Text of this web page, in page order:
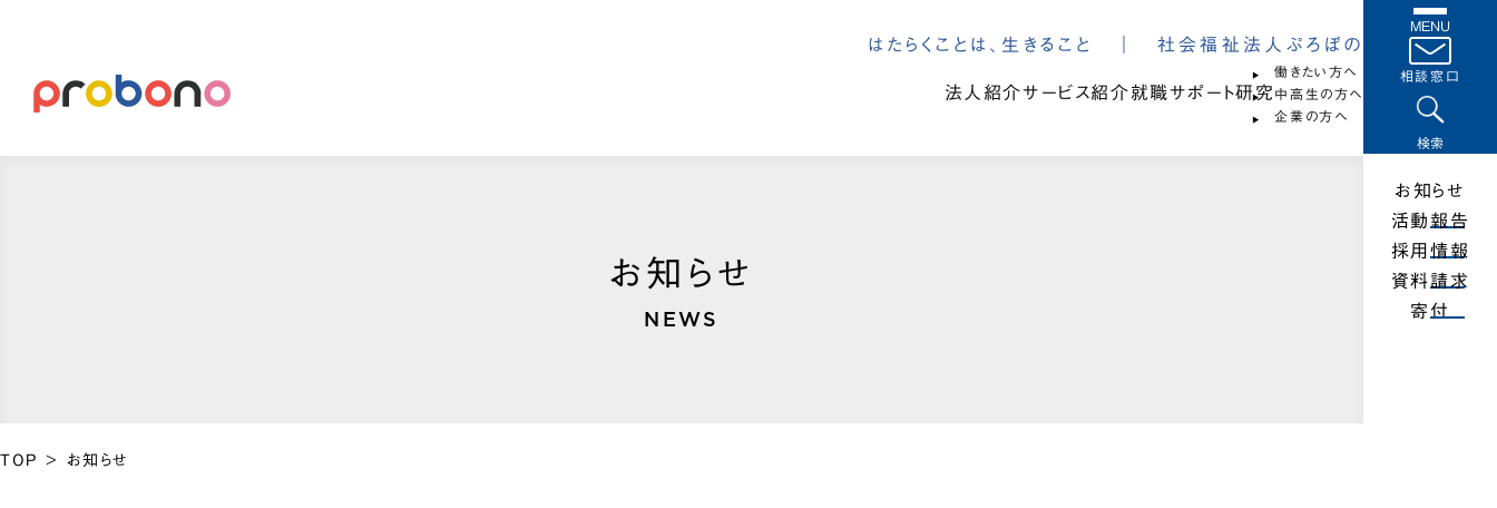
はたらくことは、生きること ｜ 社会福祉法人ぷろぼの
法人紹介サービス紹介就職サポート研究
働きたい方へ
中高生の方へ
企業の方へ
お知らせ
NEWS
TOP > お知らせ
MENU
相談窓口
検索
お知らせ
活動報告
採用情報
資料請求
寄付